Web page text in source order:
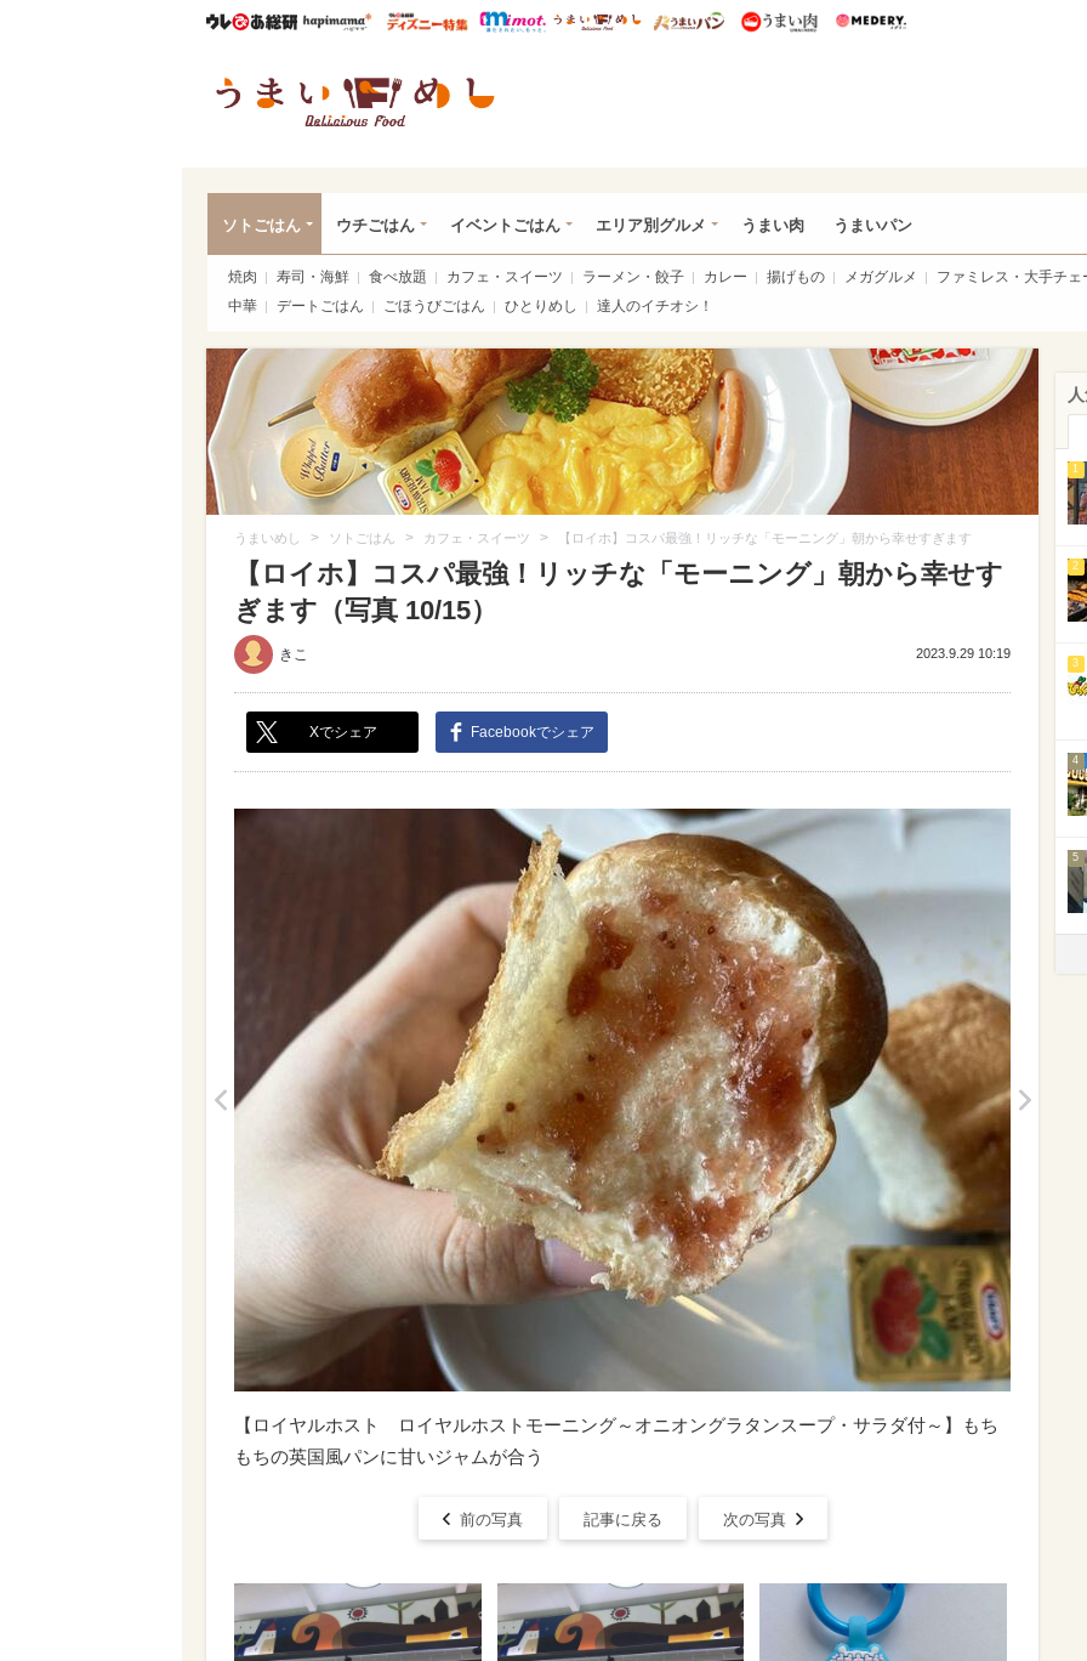
ウレぴあ総研ハピママ* ウレぴあ総研 ディズニー特集
mimot. うまいめし うまいパン うまい肉
ソトごはん ウチごはん イベントごはん エリア別グルメ うまい肉 うまいパン
焼肉 寿司・海鮮 食べ放題 カフェ・スイーツ ラーメン・餃子 カレー 揚げもの メガグルメ
ファミレス・大手チェ
中華
デートごはん ごほうびごはん ひとりめし 達人のイチオシ！
うまいめし > ソトごはん > カフェ・スイーツ > 【ロイホ】コスパ最強！リッチな「モーニング」朝から幸せすぎます
【ロイホ】コスパ最強！リッチな「モーニング」朝から幸せす
ぎます（写真 10/15）
きこ 2023.9.29 10:19
Xでシェア Facebookでシェア
【ロイヤルホスト ロイヤルホストモーニング～オニオングラタンスープ・サラダ付～】もち
もちの英国風パンに甘いジャムが合う
前の写真 記事に戻る 次の写真
1
2
3
4
5